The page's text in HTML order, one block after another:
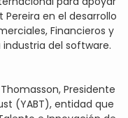
en el desarrollo
Financieros y
del software.
Presidente
(YABT), entidad que